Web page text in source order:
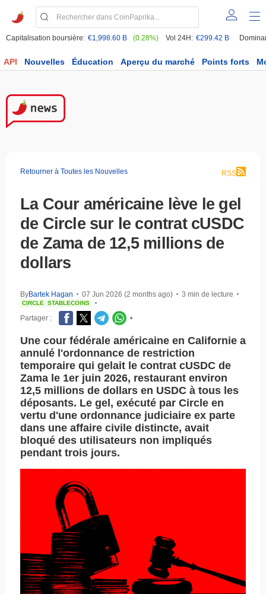
Capitalisation boursière: €1,998.60 B (0.28%) Vol 24H: €299.42 B
API Nouvelles Éducation Aperçu du marché Points forts
Retourner à Toutes les Nouvelles RSS
La Cour américaine lève le gel
de Circle sur le contrat cUSDC
de Zama de 12,5 millions de
dollars
ByBartek Hagan • 07 Jun 2026 (2 months ago) • 3 min de lecture •
CIRCLE STABLECOINS •
Partager : •
Une cour fédérale américaine en Californie a
annulé l'ordonnance de restriction
temporaire qui gelait le contrat cUSDC de
Zama le 1er juin 2026, restaurant environ
12,5 millions de dollars en USDC à tous les
déposants. Le gel, exécuté par Circle en
vertu d'une ordonnance judiciaire ex parte
dans une affaire civile distincte, avait
bloqué des utilisateurs non impliqués
pendant trois jours.